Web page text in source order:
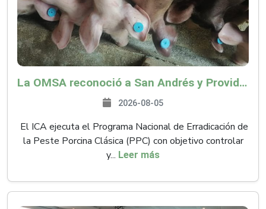
La OMSA reconoció a San Andrés y Providencia como zona libre de Peste Porcina Clásica (PPC)
2026-08-05
El ICA ejecuta el Programa Nacional de Erradicación de
la Peste Porcina Clásica (PPC) con objetivo controlar
y... Leer más